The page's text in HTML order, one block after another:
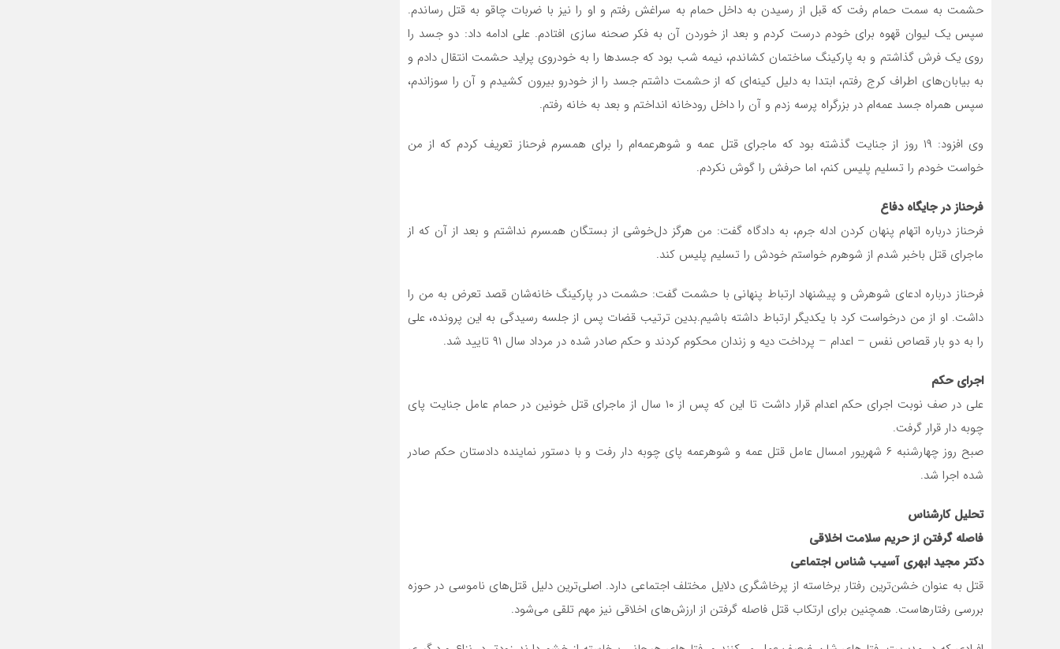
حشمت به سمت حمام رفت که قبل از رسیدن به داخل حمام به سراغش رفتم و او را نیز با ضربات چاقو به قتل رساندم.
سپس یک لیوان قهوه برای خودم درست کردم و بعد از خوردن آن به فکر صحنه سازی افتادم. علی ادامه داد: دو جسد را
روی یک فرش گذاشتم و به پارکینگ ساختمان کشاندم، نیمه شب بود که جسدها را به خودروی پراید حشمت انتقال دادم و
به بیابان‌های اطراف کرج رفتم، ابتدا به دلیل کینه‌ای که از حشمت داشتم جسد را از خودرو بیرون کشیدم و آن را سوزاندم،
سپس همراه جسد عمه‌ام در بزرگراه پرسه زدم و آن را داخل رودخانه انداختم و بعد به خانه رفتم.
وی افزود: ۱۹ روز از جنایت گذشته بود که ماجرای قتل عمه و شوهرعمه‌ام را برای همسرم فرحناز تعریف کردم که از من
خواست خودم را تسلیم پلیس کنم، اما حرفش را گوش نکردم.
فرحناز در جایگاه دفاع
فرحناز درباره اتهام پنهان کردن ادله جرم، به دادگاه گفت: من هرگز دل‌خوشی از بستگان همسرم نداشتم و بعد از آن که از
ماجرای قتل باخبر شدم از شوهرم خواستم خودش را تسلیم پلیس کند.
فرحناز درباره ادعای شوهرش و پیشنهاد ارتباط پنهانی با حشمت گفت: حشمت در پارکینگ خانه‌شان قصد تعرض به من را
داشت. او از من درخواست کرد با یکدیگر ارتباط داشته باشیم.بدین ترتیب قضات پس از جلسه رسیدگی به این پرونده، علی
را به دو بار قصاص نفس – اعدام – پرداخت دیه و زندان محکوم کردند و حکم صادر شده در مرداد سال ۹۱ تایید شد.
اجرای حکم
علی در صف نوبت اجرای حکم اعدام قرار داشت تا این که پس از ۱۰ سال از ماجرای قتل خونین در حمام عامل جنایت پای
چوبه دار قرار گرفت.
صبح روز چهارشنبه ۶ شهریور امسال عامل قتل عمه و شوهرعمه پای چوبه دار رفت و با دستور نماینده دادستان حکم صادر
شده اجرا شد.
تحلیل کارشناس
فاصله گرفتن از حریم سلامت اخلاقی
دکتر مجید ابهری آسیب شناس اجتماعی
قتل به عنوان خشن‌ترین رفتار برخاسته از پرخاشگری دلایل مختلف اجتماعی دارد. اصلی‌ترین دلیل قتل‌های ناموسی در حوزه
بررسی رفتارهاست. همچنین برای ارتکاب قتل فاصله گرفتن از ارزش‌های اخلاقی نیز مهم تلقی می‌شود.